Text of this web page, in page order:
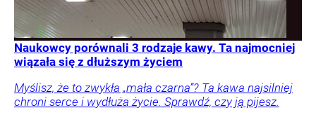
Naukowcy porównali 3 rodzaje kawy. Ta najmocniej
wiązała się z dłuższym życiem
Myślisz, że to zwykła „mała czarna”? Ta kawa najsilniej
chroni serce i wydłuża życie. Sprawdź, czy ją pijesz.